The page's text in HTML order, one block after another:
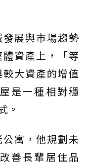
展與市場趨勢
資產上，「等
大資產的增值
是一種相對穩
。
寓，他規劃未
善長輩居住品